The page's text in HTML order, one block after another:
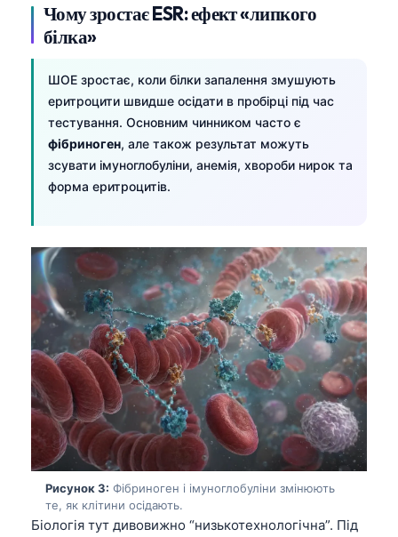
Чому зростає ESR: ефект «липкого
білка»
ШОЕ зростає, коли білки запалення змушують
еритроцити швидше осідати в пробірці під час
тестування. Основним чинником часто є
фібриноген, але також результат можуть
зсувати імуноглобуліни, анемія, хвороби нирок та
форма еритроцитів.
Рисунок 3: Фібриноген і імуноглобуліни змінюють
те, як клітини осідають.
Біологія тут дивовижно “низькотехнологічна”. Під